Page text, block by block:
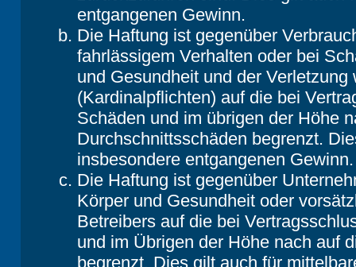
entgangenen Gewinn.
Die Haftung ist gegenüber
fahrlässigem Verhalten oder bei
und Gesundheit und der
(Kardinalpflichten) auf die bei
Schäden und im übrigen der Höhe
Durchschnittsschäden begrenzt.
insbesondere entgangenen Gewinn.
Die Haftung ist gegenüber
Körper und Gesundheit oder
Betreibers auf die bei
und im Übrigen der Höhe nach auf
begrenzt. Dies gilt auch für